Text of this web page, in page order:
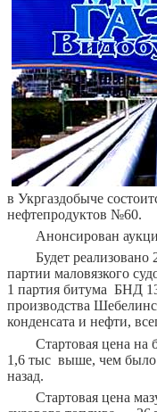
в Укргаздобыче
нефтепродуктов №60.
Анонсирован
Будет
партии маловязкого
1 партия битума БНД
производства
конденсата и нефти,
Стартовая цена на
1,6 тыс выше, чем
назад.
Стартовая цена